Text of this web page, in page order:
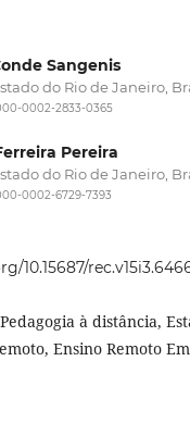
Sangenis
do Rio de Janeiro,
0002-2833-0365
Pereira
do Rio de Janeiro,
0002-6729-7393
10.15687/
Pedagogia à distância,
Ensino Remoto